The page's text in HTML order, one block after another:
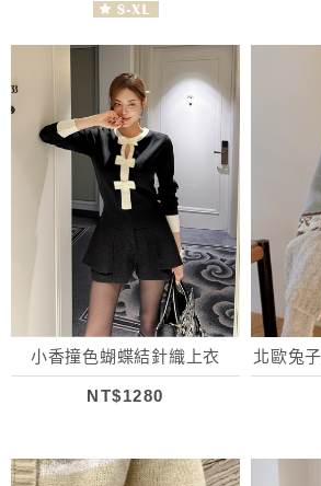
小香撞色蝴蝶結針織上衣
NT$1280
北歐兔